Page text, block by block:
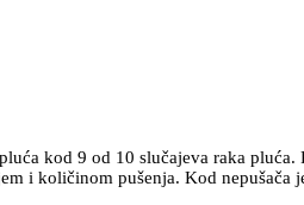
kod 9 od 10 slučajeva raka
i količinom pušenja. Kod nepušača